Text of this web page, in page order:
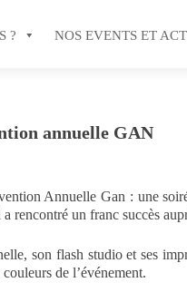
? NOS EVENTS ET
annuelle GAN
Annuelle Gan : une
rencontré un franc succès
son flash studio et ses
de l’événement.